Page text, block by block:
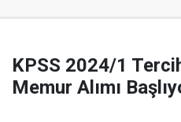
KPSS 2024/1
Memur Alımı